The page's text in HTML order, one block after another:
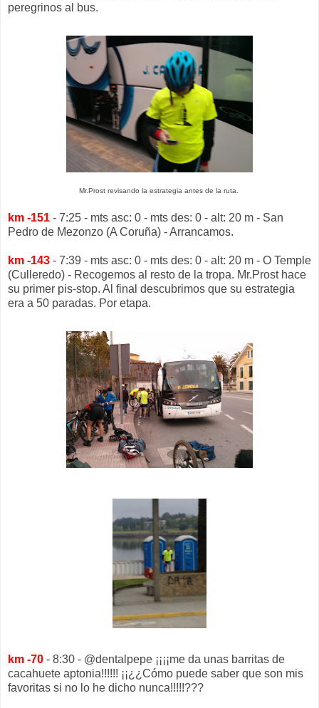
peregrinos al bus.
Mr.Prost revisando la estrategia antes de la ruta.
km -151 - 7:25 - mts asc: 0 - mts des: 0 - alt: 20 m - San
Pedro de Mezonzo (A Coruña) - Arrancamos.
km -143 - 7:39 - mts asc: 0 - mts des: 0 - alt: 20 m - O Temple
(Culleredo) - Recogemos al resto de la tropa. Mr.Prost hace
su primer pis-stop. Al final descubrimos que su estrategia
era a 50 paradas. Por etapa.
km -70 - 8:30 - @dentalpepe ¡¡¡¡me da unas barritas de
cacahuete aptonia!!!!!! ¡¡¿¿Cómo puede saber que son mis
favoritas si no lo he dicho nunca!!!!!???